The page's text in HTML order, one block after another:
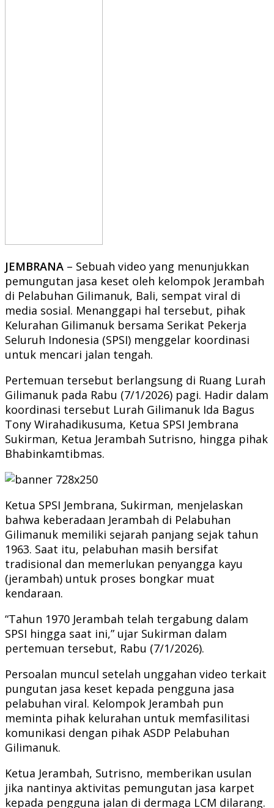
JEMBRANA – Sebuah video yang menunjukkan
pemungutan jasa keset oleh kelompok Jerambah
di Pelabuhan Gilimanuk, Bali, sempat viral di
media sosial. Menanggapi hal tersebut, pihak
Kelurahan Gilimanuk bersama Serikat Pekerja
Seluruh Indonesia (SPSI) menggelar koordinasi
untuk mencari jalan tengah.
Pertemuan tersebut berlangsung di Ruang Lurah
Gilimanuk pada Rabu (7/1/2026) pagi. Hadir dalam
koordinasi tersebut Lurah Gilimanuk Ida Bagus
Tony Wirahadikusuma, Ketua SPSI Jembrana
Sukirman, Ketua Jerambah Sutrisno, hingga pihak
Bhabinkamtibmas.
Ketua SPSI Jembrana, Sukirman, menjelaskan
bahwa keberadaan Jerambah di Pelabuhan
Gilimanuk memiliki sejarah panjang sejak tahun
1963. Saat itu, pelabuhan masih bersifat
tradisional dan memerlukan penyangga kayu
(jerambah) untuk proses bongkar muat
kendaraan.
“Tahun 1970 Jerambah telah tergabung dalam
SPSI hingga saat ini,” ujar Sukirman dalam
pertemuan tersebut, Rabu (7/1/2026).
Persoalan muncul setelah unggahan video terkait
pungutan jasa keset kepada pengguna jasa
pelabuhan viral. Kelompok Jerambah pun
meminta pihak kelurahan untuk memfasilitasi
komunikasi dengan pihak ASDP Pelabuhan
Gilimanuk.
Ketua Jerambah, Sutrisno, memberikan usulan
jika nantinya aktivitas pemungutan jasa karpet
kepada pengguna jalan di dermaga LCM dilarang.